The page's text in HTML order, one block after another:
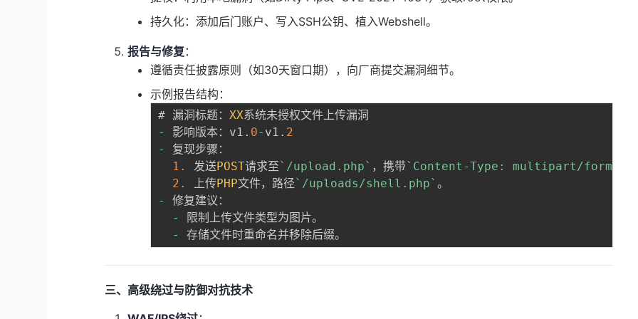
持久化：添加后门账户、写入SSH公钥、植入Webshell。
报告与修复 ：
遵循责任披露原则（如30天窗口期），向厂商提交漏洞细节。
示例报告结构：
# 漏洞标题：XX
-
影响版本：v1 . 0- v1 . 2
-
复现步骤：
1.
发送POST请求至` /upload.php` ，携带` Content-Type: multipart/form-
2.
上传PHP文件，路径` /uploads/shell.php`
-
修复建议：
-
限制上传文件类型为图片。
-
三、高级绕过与防御对抗技术